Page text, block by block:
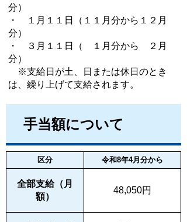
分）
・ １月１１日（１１月分から１２月
分）
・ ３月１１日（ １月分から ２月
分）
※支給日が土、日または休日のとき
は、繰り上げて支給されます。
手当額について
区分 令和8年4月分から
全部支給（月
額）
48,050円